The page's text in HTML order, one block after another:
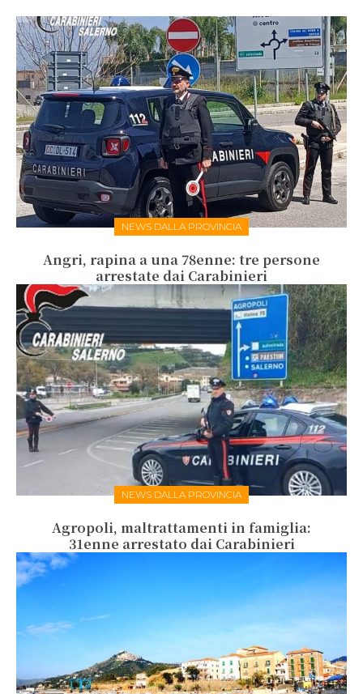
NEWS DALLA PROVINCIA
Angri, rapina a una 78enne: tre persone
arrestate dai Carabinieri
NEWS DALLA PROVINCIA
Agropoli, maltrattamenti in famiglia:
31enne arrestato dai Carabinieri